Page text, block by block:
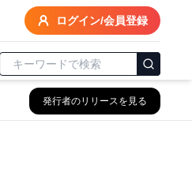
ログイン/会員登録
発行者のリリースを見る